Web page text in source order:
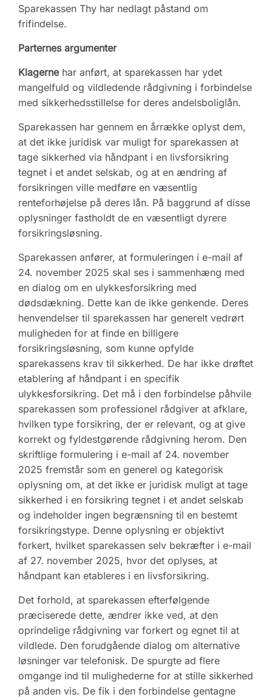
Sparekassen Thy har nedlagt påstand om
frifindelse.
Parternes argumenter
Klagernehar anført, at sparekassen har ydet
mangelfuld og vildledende rådgivning i forbindelse
med sikkerhedsstillelse for deres andelsboliglån.
Sparekassen har gennem en årrække oplyst dem,
at det ikke juridisk var muligt for sparekassen at
tage sikkerhed via håndpant i en livsforsikring
tegnet i et andet selskab, og at en ændring af
forsikringen ville medføre en væsentlig
renteforhøjelse på deres lån. På baggrund af disse
oplysninger fastholdt de en væsentligt dyrere
forsikringsløsning.
Sparekassen anfører, at formuleringen i e-mail af
24. november 2025 skal ses i sammenhæng med
en dialog om en ulykkesforsikring med
dødsdækning. Dette kan de ikke genkende. Deres
henvendelser til sparekassen har generelt vedrørt
muligheden for at finde en billigere
forsikringsløsning, som kunne opfylde
sparekassens krav til sikkerhed. De har ikke drøftet
etablering af håndpant i en specifik
ulykkesforsikring. Det må i den forbindelse påhvile
sparekassen som professionel rådgiver at afklare,
hvilken type forsikring, der er relevant, og at give
korrekt og fyldestgørende rådgivning herom. Den
skriftlige formulering i e-mail af 24. november
2025 fremstår som en generel og kategorisk
oplysning om, at det ikke er juridisk muligt at tage
sikkerhed i en forsikring tegnet i et andet selskab
og indeholder ingen begrænsning til en bestemt
forsikringstype. Denne oplysning er objektivt
forkert, hvilket sparekassen selv bekræfter i e-mail
af 27. november 2025, hvor det oplyses, at
håndpant kan etableres i en livsforsikring.
Det forhold, at sparekassen efterfølgende
præciserede dette, ændrer ikke ved, at den
oprindelige rådgivning var forkert og egnet til at
vildlede. Den forudgående dialog om alternative
løsninger var telefonisk. De spurgte ad flere
omgange ind til mulighederne for at stille sikkerhed
på anden vis. De fik i den forbindelse gentagne